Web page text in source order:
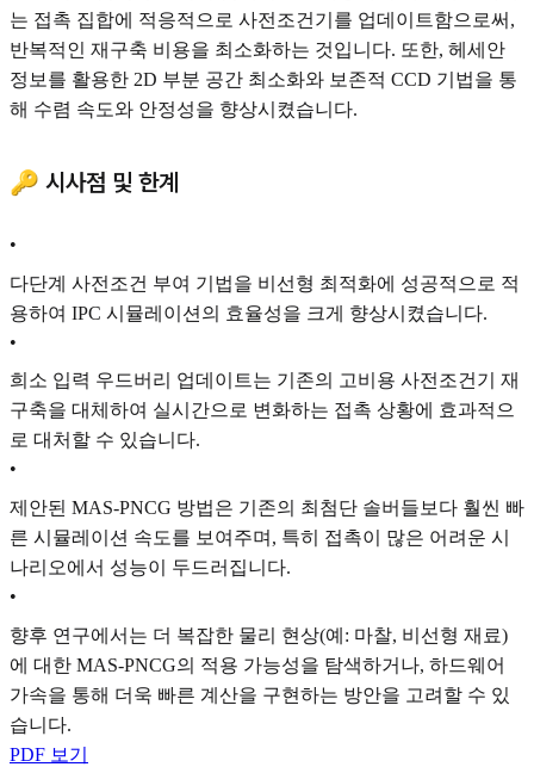
는 접촉 집합에 적응적으로 사전조건기를 업데이트함으로써,
반복적인 재구축 비용을 최소화하는 것입니다. 또한, 헤세안
정보를 활용한 2D 부분 공간 최소화와 보존적 CCD 기법을 통
해 수렴 속도와 안정성을 향상시켰습니다.
🔑 시사점 및 한계
•
다단계 사전조건 부여 기법을 비선형 최적화에 성공적으로 적
용하여 IPC 시뮬레이션의 효율성을 크게 향상시켰습니다.
•
희소 입력 우드버리 업데이트는 기존의 고비용 사전조건기 재
구축을 대체하여 실시간으로 변화하는 접촉 상황에 효과적으
로 대처할 수 있습니다.
•
제안된 MAS-PNCG 방법은 기존의 최첨단 솔버들보다 훨씬 빠
른 시뮬레이션 속도를 보여주며, 특히 접촉이 많은 어려운 시
나리오에서 성능이 두드러집니다.
•
향후 연구에서는 더 복잡한 물리 현상(예: 마찰, 비선형 재료)
에 대한 MAS-PNCG의 적용 가능성을 탐색하거나, 하드웨어
가속을 통해 더욱 빠른 계산을 구현하는 방안을 고려할 수 있
습니다.
PDF 보기